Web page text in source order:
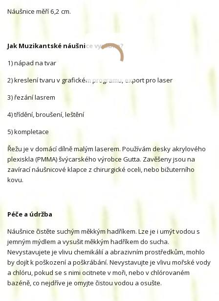
Náušnice měří 6,2 cm.
Jak Muzikantské náušnice vyrábím?
1) nápad na tvar
2) kreslení tvaru v grafickém programu, export pro laser
3) řezání lasrem
4) třídění, broušení, leštění
5) kompletace
Řežu je v domácí dílně malým laserem. Používám desky akrylového
plexiskla (PMMA) švýcarského výrobce Gutta. Zavěšeny jsou na
zavírací náušnicové klapce z chirurgické oceli, nebo bižuterního
kovu.
Péče a údržba
Náušnice čistěte suchým měkkým hadříkem. Lze je i umýt vodou s
jemným mýdlem a vysušit měkkým hadříkem do sucha.
Nevystavujete je vlivu chemikálií a abrazivním prostředkům, mohlo
by dojít k poškození a poškrábání. Nevystavujte je vlivu mořské vody
a chlóru, pokud se s nimi ocitnete v moři, nebo v chlórovaném
bazéně, co nejdříve je omyjte čistou vodou a osušte.